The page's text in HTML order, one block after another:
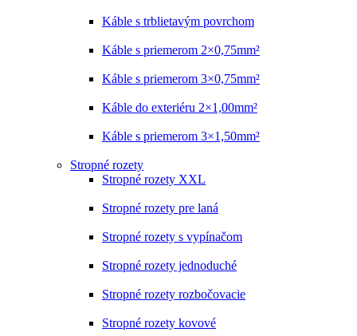
Káble s trblietavým povrchom
Káble s priemerom 2×0,75mm²
Káble s priemerom 3×0,75mm²
Káble do exteriéru 2×1,00mm²
Káble s priemerom 3×1,50mm²
Stropné rozety
Stropné rozety XXL
Stropné rozety pre laná
Stropné rozety s vypínačom
Stropné rozety jednoduché
Stropné rozety rozbočovacie
Stropné rozety kovové